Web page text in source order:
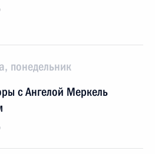
понедельник
с Ангелой Меркель